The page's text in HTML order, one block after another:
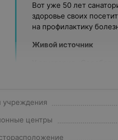
Вот уже 50 лет
здоровье своих
на профилактику
Живой источник
одна из
Оснащение и опыт
Накопленный за
учреждения
центры